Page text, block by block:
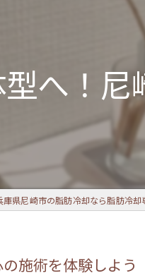
へ！
庫県尼崎市の脂肪冷却なら脂肪冷
施術を体験しよう